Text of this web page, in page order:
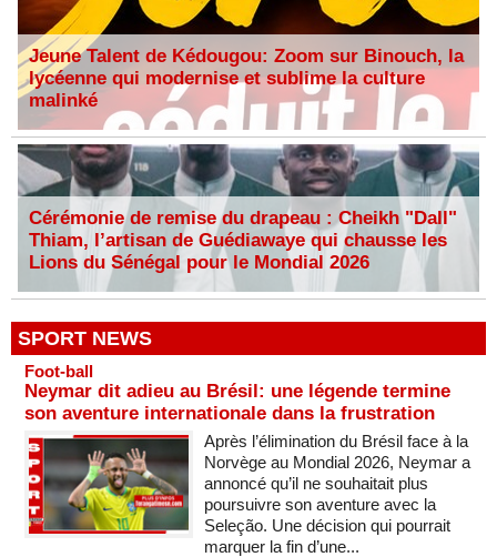
Jeune Talent de Kédougou: Zoom sur Binouch, la
lycéenne qui modernise et sublime la culture
malinké
Cérémonie de remise du drapeau : Cheikh "Dall"
Thiam, l’artisan de Guédiawaye qui chausse les
Lions du Sénégal pour le Mondial 2026
SPORT NEWS
Foot-ball
Neymar dit adieu au Brésil: une légende termine
son aventure internationale dans la frustration
Après l’élimination du Brésil face à la
Norvège au Mondial 2026, Neymar a
annoncé qu’il ne souhaitait plus
poursuivre son aventure avec la
Seleção. Une décision qui pourrait
marquer la fin d’une...